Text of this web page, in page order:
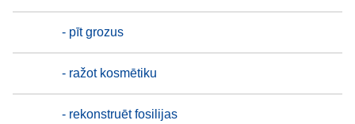
- pīt grozus
- ražot kosmētiku
- rekonstruēt fosilijas